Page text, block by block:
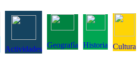
Actividades Geografía Historia Cultura